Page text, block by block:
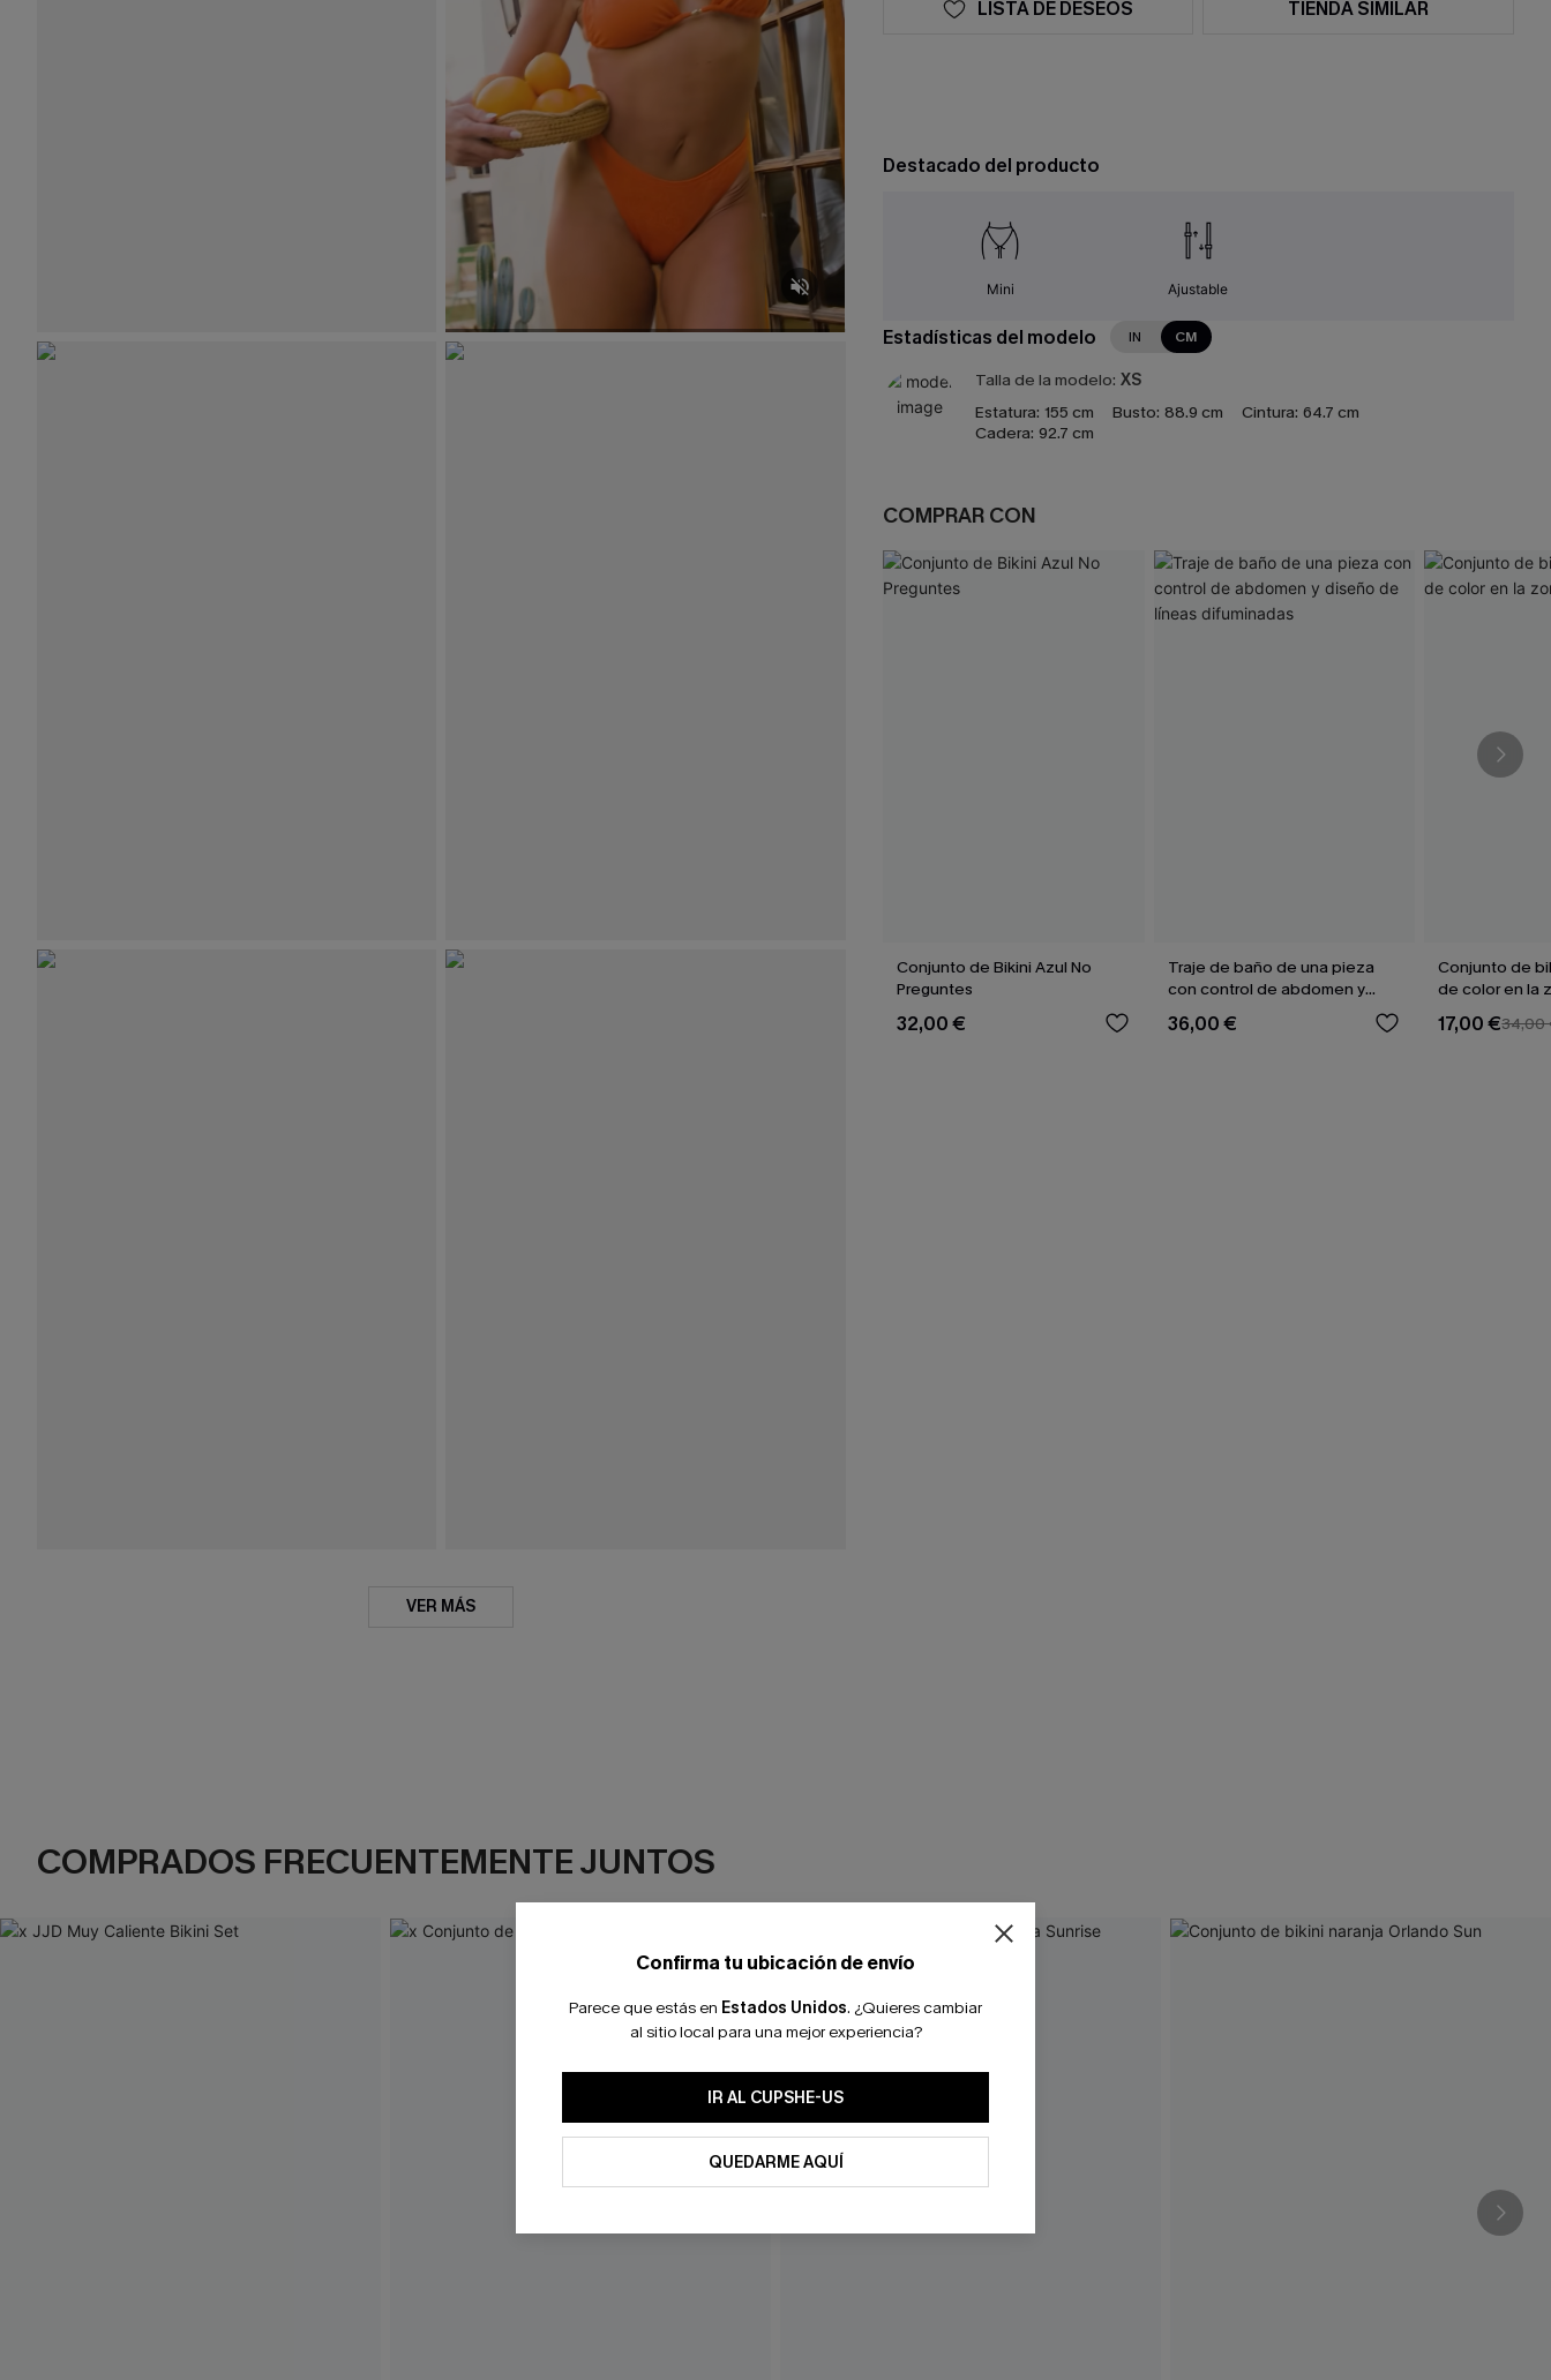
VER MÁS
LISTA DE DESEOS TIENDA SIMILAR
Destacado del producto
Mini Ajustable
Estadísticas del modelo IN CM
Talla de la modelo: XS
Estatura: 155 cm Busto: 88.9 cm Cintura: 64.7 cm
Cadera: 92.7 cm
COMPRAR CON
Conjunto de Bikini Azul No
Preguntes
32,00 €
Traje de baño de una pieza
con control de abdomen y
diseño de líneas difuminadas
36,00 €
Conjunto de
de color en la
17,00 €34,00
COMPRADOS FRECUENTEMENTE JUNTOS
Confirma tu ubicación de envío
Parece que estás en Estados Unidos. ¿Quieres cambiar
al sitio local para una mejor experiencia?
IR AL CUPSHE-US
QUEDARME AQUÍ